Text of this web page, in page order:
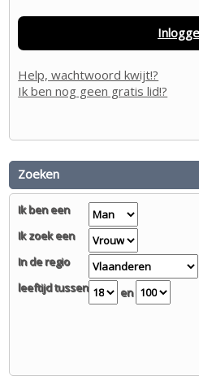
Help, wachtwoord kwijt!?
Ik ben nog geen gratis lid!?
Zoeken
Ik ben een
Ik zoek een
In de regio
leeftijd tussen
en